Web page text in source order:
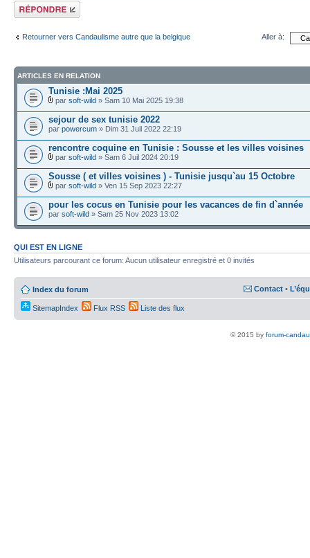
Répondre
Retourner vers Candaulisme autre que la belgique Aller à:
ARTICLES EN RELATION
Tunisie :Mai 2025
par soft-wild » Sam 10 Mai 2025 19:38
sejour de sex tunisie 2022
par powercum » Dim 31 Juil 2022 22:19
rencontre coquine en Tunisie : Sousse et les villes voisines
par soft-wild » Sam 6 Juil 2024 20:19
Sousse ( et villes voisines ) - Tunisie jusqu`au 15 Octobre
par soft-wild » Ven 15 Sep 2023 22:27
pour les cocus en Tunisie pour les vacances de fin d`année
par soft-wild » Sam 25 Nov 2023 13:02
QUI EST EN LIGNE
Utilisateurs parcourant ce forum: Aucun utilisateur enregistré et 0 invités
Index du forum Contact •
SitemapIndex Flux RSS Liste des flux
© 2015 by forum-